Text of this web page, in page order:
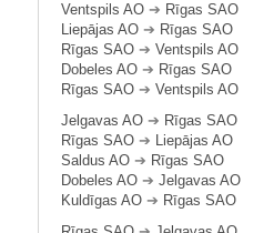
Ventspils AO ➔ Rīgas SAO
Liepājas AO ➔ Rīgas SAO
Rīgas SAO ➔ Ventspils AO
Dobeles AO ➔ Rīgas SAO
Rīgas SAO ➔ Ventspils AO
Jelgavas AO ➔ Rīgas SAO
Rīgas SAO ➔ Liepājas AO
Saldus AO ➔ Rīgas SAO
Dobeles AO ➔ Jelgavas AO
Kuldīgas AO ➔ Rīgas SAO